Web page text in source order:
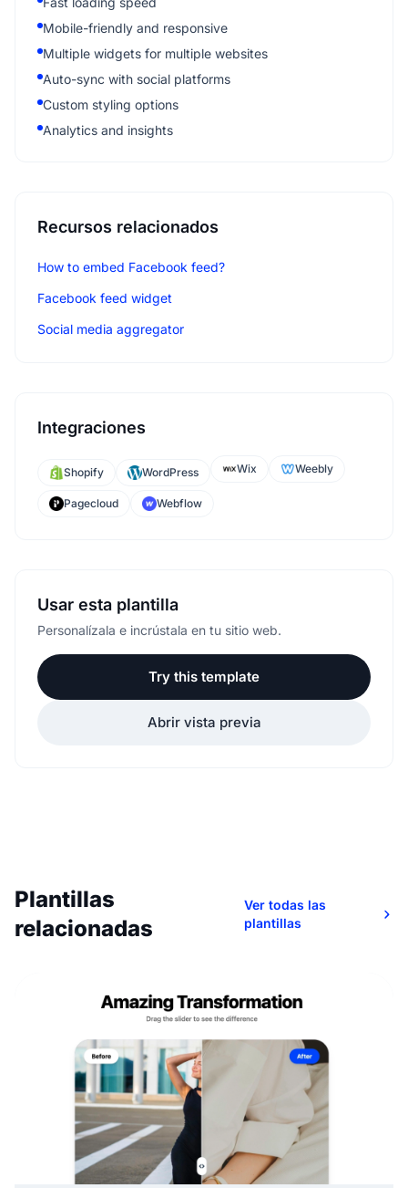
Mobile-friendly and responsive
Multiple widgets for multiple websites
Auto-sync with social platforms
Custom styling options
Analytics and insights
Recursos relacionados
How to embed Facebook feed?
Facebook feed widget
Social media aggregator
Integraciones
Shopify WordPress Wix Weebly
Pagecloud Webflow
Usar esta plantilla
Personalízala e incrústala en tu sitio web.
Try this template
Abrir vista previa
Plantillas
relacionadas
Ver todas las
plantillas